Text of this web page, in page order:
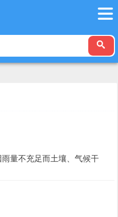
雨量不充足而土壤、气候干